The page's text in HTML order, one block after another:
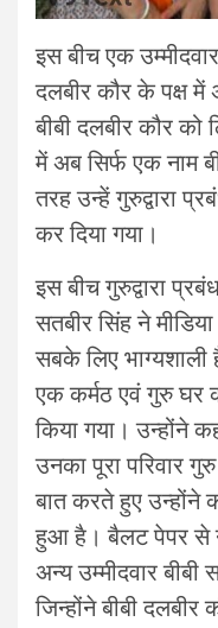
इस बीच एक
दलबीर कौर के पक्ष में
बीबी दलबीर कौर
में अब सिर्फ एक नाम
तरह उन्हें गुरुद्वारा
कर दिया गया।
इस बीच गुरुद्वारा
सतबीर सिंह ने
सबके लिए
एक कर्मठ एवं गुरु घर
किया गया। उन्होंने
उनका पूरा परिवार
बात करते हुए उन्होंने
हुआ है। बैलट पेपर से
अन्य उम्मीदवार
जिन्होंने बीबी